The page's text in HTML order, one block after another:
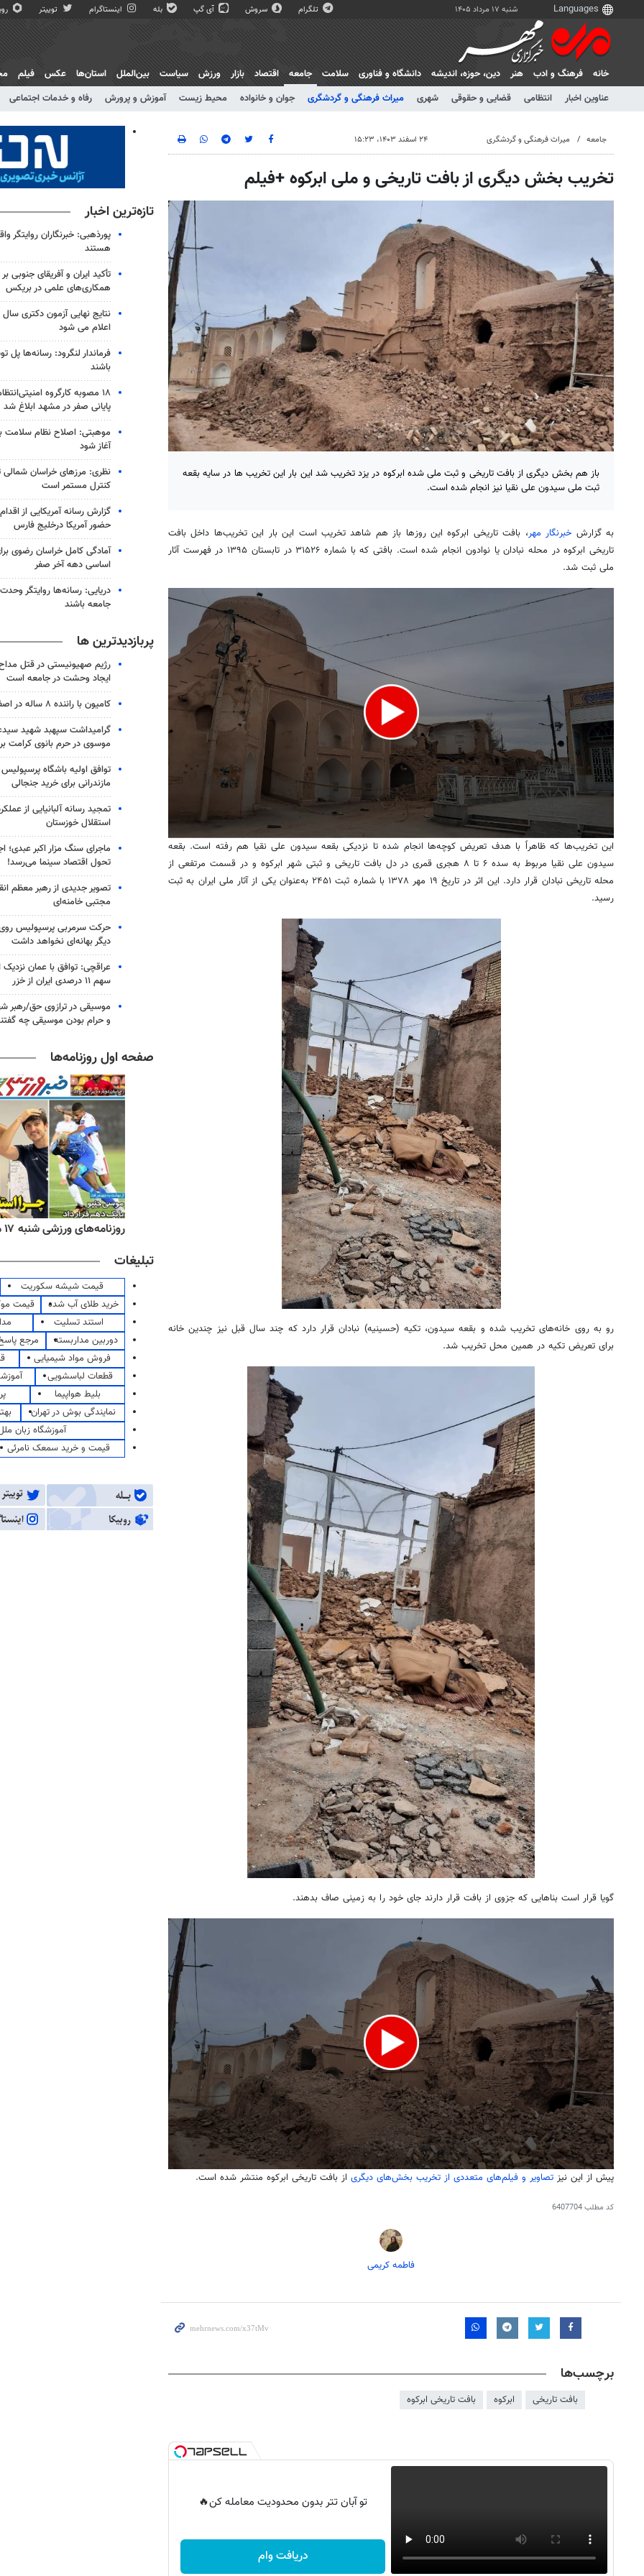
شنبه ۱۷ مرداد ۱۴۰۵ تلگرام سروش آی گپ بله اینستاگرام توییتر
خانه فرهنگ و ادب هنر دين، حوزه، انديشه دانشگاه و فناوری سلامت
جامعه
عناوین اخبار
انتظامی قضایی و حقوقی شهری میراث فرهنگی و گردشگری جوان و خانواده محیط زیست آموزش و پرورش رفاه و خدمات اجتماعی
اقتصاد بازار ورزش سیاست بین‌الملل استان‌ها عکس فیلم
جامعه میراث فرهنگی و گردشگری ۲۴ اسفند ۱۴۰۳، ۱۵:۲۳
تخریب بخش دیگری از بافت تاریخی و ملی ابرکوه +فیلم
باز هم بخش دیگری از بافت تاریخی و ثبت ملی شده ابرکوه در یزد تخریب شد این بار این تخریب ها در سایه بقعه
ثبت ملی سیدون علی نقیا نیز انجام شده است.
به گزارش خبرنگار مهر، بافت تاریخی ابرکوه این روزها باز هم شاهد تخریب است این بار این تخریب‌ها داخل بافت
تاریخی ابرکوه در محله نبادانیا نوادون انجام شده است. بافتی که با شماره ۳۱۵۲۶ در تابستان
در فهرست آثار
ملی ثبت شد.
0
seconds
of
38
secondsVolume
این تخریب‌ها که ظاهراً با هدف تعریض کوچه‌ها انجام شده تا نزدیکی بقعهسیدون علی نقیا هم رفته است. بقعه
سیدونعلی نقیا مربوط به سده ۶ تا ۸ هجری قمری در دل بافت تاریخی و ثبتی شهر ابرکوه و در قسمت مرتفعی از
محله تاریخی نبادان قرار دارد. این اثر در تاریخ ۱۹ مهر ۱۳۷۸ با شماره ثبت۲۴۵۱
به‌عنوان یکی از آثار ملی ایران به ثبت
رسید.
رو به روی خانه‌های تخریب شده و بقعه سیدون، تکیه (حسینیه) نبادانقرار دارد که چند سال قبل نیز چندین خانه
برای تعریض تکیه در همین محل تخریب شد.
گویا قرار است بناهایی که جزوی از بافت قرار دارند جای خود را به زمینی صاف بدهند.
0
seconds پیش از این نیز تصاویر و فیلم‌های متعددی از تخریب بخش‌های دیگری از بافت تاریخی ابرکوه منتشر شده است.
کد مطلب6407704
فاطمه کریمی
برچسب‌ها
بافت تاریخی ابرکوه بافت تاریخی ابرکوه
تو آبان تتر بدون محدودیت معامله کن🔥
دریافت وام
تازه‌ترین اخبار
پورذهبی: خبرنگاران روایتگر
هستند
تأکید ایران و آفریقای جنوبی
همکاری‌های علمی در بریکس
اعلام می شود
فرماندار لنگرود: رسانه‌ها
باشند
۱۸ مصوبه کارگروه
پایانی صفر در مشهد ابلاغ شد
موهبتی: اصلاح نظام سلامت
آغاز شود
نظری: مرزهای خراسان
کنترل مستمر است
گزارش رسانه آمریکایی از اقدام
حضور آمریکا درخلیج فارس
آمادگی کامل خراسان رضوی
اساسی دهه آخر صفر
دریایی: رسانه‌ها روایتگر
جامعه باشند
پربازدیدترین ها
رژیم صهیونیستی در قتل
ایجاد وحشت در جامعه است
کامیون با راننده ۸ ساله در اصفهان توقیف شد
گرامیداشت سپهبد شهید
موسوی در حرم بانوی کرامت
توافق اولیه باشگاه
مازندرانی برای خرید جنجالی
تمجید رسانه آلبانیایی از
استقلال خوزستان
ماجرای سنگ مزار اکبر عبدی؛
تحول اقتصاد سینما می‌رسد!
تصویر جدیدی از رهبر معظم
مجتبی خامنه‌ای
حرکت سرمربی پرسپولیس روی
دیگر بهانه‌ای نخواهد داشت
عراقچی: توافق با عمان
سهم ۱۱ درصدی ایران از خزر
موسیقی در ترازوی حق/رهبر
و حرام بودن موسیقی چه
صفحه اول روزنامه‌ها
روزنامه‌های صبح شنبه ۱۷ مرداد ۱۴۰۵ روزنامه‌های اقتصادی شنبه ۱۷ مرداد ۱۴۰۵ روزنامه‌های ورزشی شنبه ۱۷ مرداد ۱۴۰۵
تبلیغات
قیمت شیشه سکوریت
خرید طلای آب شده
قیمت
استند تسلیت
دوربین مداربسته
مرجع
فروش مواد شیمیایی
قطعات لباسشویی
بلیط هواپیما
نمایندگی بوش در تهران
آموزشگاه زبان
قیمت و خرید سمعک نامرئی